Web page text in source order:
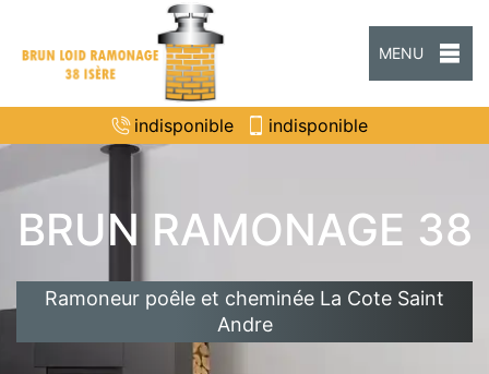
MENU
indisponible indisponible
BRUN RAMONAGE 38
Ramoneur poêle et cheminée La Cote Saint
Andre